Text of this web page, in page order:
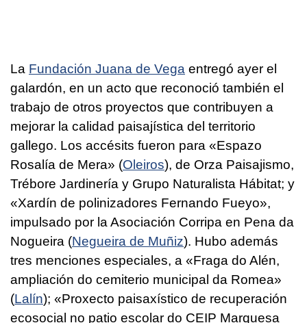
La Fundación Juana de Vega entregó ayer el
galardón, en un acto que reconoció también el
trabajo de otros proyectos que contribuyen a
mejorar la calidad paisajística del territorio
gallego. Los accésits fueron para «Espazo
Rosalía de Mera» (Oleiros), de Orza Paisajismo,
Trébore Jardinería y Grupo Naturalista Hábitat; y
«Xardín de polinizadores Fernando Fueyo»,
impulsado por la Asociación Corripa en Pena da
Nogueira (Negueira de Muñiz). Hubo además
tres menciones especiales, a «Fraga do Alén,
ampliación do cemiterio municipal da Romea»
(Lalín); «Proxecto paisaxístico de recuperación
ecosocial no patio escolar do CEIP Marquesa